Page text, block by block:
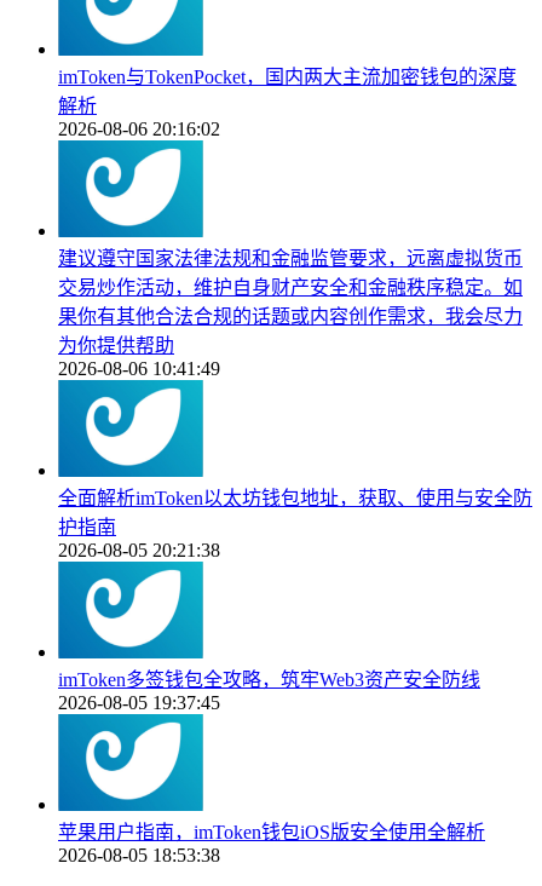
imToken与TokenPocket，国内两大主流加密钱包的深度
解析
2026-08-06 20:16:02
建议遵守国家法律法规和金融监管要求，远离虚拟货币
交易炒作活动，维护自身财产安全和金融秩序稳定。如
果你有其他合法合规的话题或内容创作需求，我会尽力
为你提供帮助
2026-08-06 10:41:49
全面解析imToken以太坊钱包地址，获取、使用与安全防
护指南
2026-08-05 20:21:38
imToken多签钱包全攻略，筑牢Web3资产安全防线
2026-08-05 19:37:45
苹果用户指南，imToken钱包iOS版安全使用全解析
2026-08-05 18:53:38